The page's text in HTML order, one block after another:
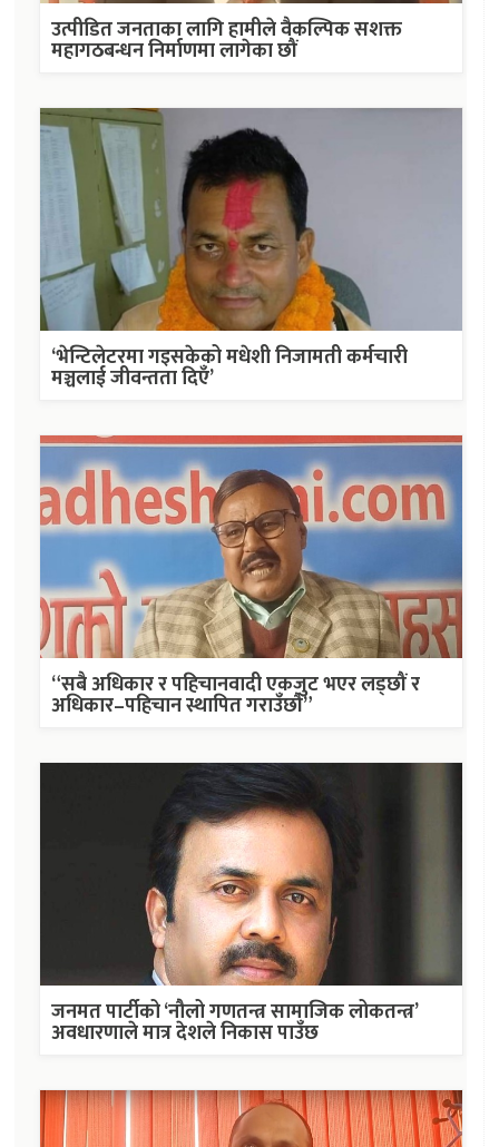
उत्पीडित जनताका लागि हामीले वैकल्पिक सशक्त
महागठबन्धन निर्माणमा लागेका छौं
‘भेन्टिलेटरमा गइसकेको मधेशी निजामती कर्मचारी
मञ्चलाई जीवन्तता दिएँ’
“सबै अधिकार र पहिचानवादी एकजुट भएर लड्छौं र
अधिकार–पहिचान स्थापित गराउँछौं”
जनमत पार्टीको ‘नौलो गणतन्त्र सामाजिक लोकतन्त्र’
अवधारणाले मात्र देशले निकास पाउँछ